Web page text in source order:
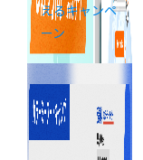
えるキャンペ
ーン